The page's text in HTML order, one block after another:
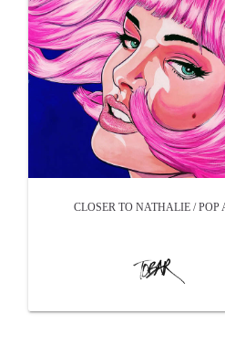
CLOSER TO NATHALIE / POP